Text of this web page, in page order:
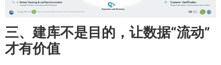
三、建库不是目的，让数据“流动”
才有价值